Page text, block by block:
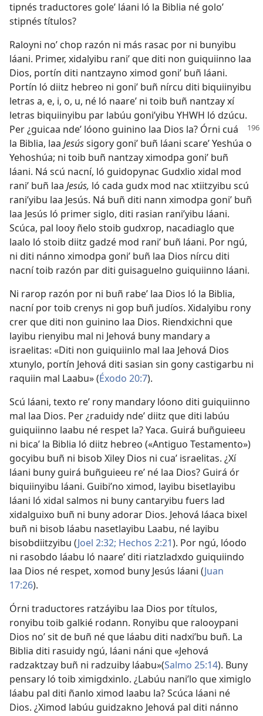
tipnés traductores goleʼ láani ló la Biblia né goloʼ
stipnés títulos?
Raloyni noʼ chop razón ni más rasac por ni bunyibu
láani. Primer, xidalyibu raniʼ que diti non guiquiinno laa
Dios, portín diti nantzayno ximod goniʼ buñ láani.
Portín ló diitz hebreo ni goniʼ buñ nírcu diti biquiinyibu
letras a, e, i, o, u, né ló naareʼ ni toib buñ nantzay xí
letras biquiinyibu par labúu goniʼyibu YHWH ló dzúcu.
Per ¿guicaa ndeʼ lóono guinino laa Dios la? Órni cuá
la Biblia, laa Jesússigory goniʼ buñ láani scareʼ Yeshúa o
Yehoshúa; ni toib buñ nantzay ximodpa goniʼ buñ
láani. Ná scú nacní, ló guidopynac Gudxlio xidal mod
raniʼ buñ laa Jesús, ló cada gudx mod nac xtiitzyibu scú
raniʼyibu laa Jesús. Ná buñ diti nann ximodpa goniʼ buñ
laa Jesús ló primer siglo, diti rasian raniʼyibu láani.
Scúca, pal looy ñelo stoib gudxrop, nacadiaglo que
laalo ló stoib diitz gadzé mod raniʼ buñ láani. Por ngú,
ni diti nánno ximodpa goniʼ buñ laa Dios nírcu diti
nacní toib razón par diti guisaguelno guiquiinno láani.
Ni rarop razón por ni buñ rabeʼ laa Dios ló la Biblia,
nacní por toib crenys ni gop buñ judíos. Xidalyibu rony
crer que diti non guinino laa Dios. Riendxichni que
layibu rienyibu mal ni Jehová buny mandary a
israelitas: «Diti non guiquiinlo mal laa Jehová Dios
xtunylo, portín Jehová diti sasian sin gony castigarbu ni
raquiin mal Laabu» (Éxodo 20:7).
Scú láani, texto reʼ rony mandary lóono diti guiquiinno
mal laa Dios. Per ¿raduidy ndeʼ diitz que diti labúu
guiquiinno laabu né respet la? Yaca. Guirá buñguieeu
ni bicaʼ la Biblia ló diitz hebreo («Antiguo Testamento»)
gocyibu buñ ni bisob Xiley Dios ni cuaʼ israelitas. ¿Xí
láani buny guirá buñguieeu reʼ né laa Dios? Guirá ór
biquiinyibu láani. Guibiʼno ximod, layibu bisetlayibu
láani ló xidal salmos ni buny cantaryibu fuers lad
xidalguixo buñ ni buny adorar Dios. Jehová láaca bixel
buñ ni bisob láabu nasetlayibu Laabu, né layibu
bisobdiitzyibu (Joel 2:32; Hechos 2:21). Por ngú, lóodo
ni rasobdo láabu ló naareʼ diti riatzladxdo guiquiindo
laa Dios né respet, xomod buny Jesús láani (Juan
17:26).
Órni traductores ratzáyibu laa Dios por títulos,
ronyibu toib galkié rodann. Ronyibu que ralooypani
Dios noʼ sit de buñ né que láabu diti nadxiʼbu buñ. La
Biblia diti rasuidy ngú, láani náni que «Jehová
radzaktzay buñ ni radzuiby láabu»(Salmo 25:14). Buny
pensary ló toib ximigdxinlo. ¿Labúu naniʼlo que ximiglo
láabu pal diti ñanlo ximod laabu la? Scúca láani né
Dios. ¿Ximod labúu guidzakno Jehová pal diti nánno